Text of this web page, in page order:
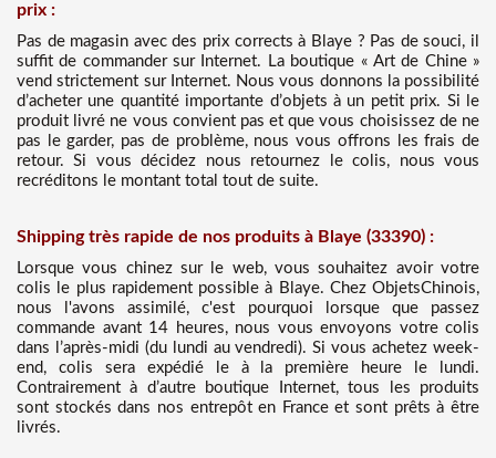
prix :
Pas de magasin avec des prix corrects à Blaye ? Pas de souci, il
suffit de commander sur Internet. La boutique « Art de Chine »
vend strictement sur Internet. Nous vous donnons la possibilité
d’acheter une quantité importante d’objets à un petit prix. Si le
produit livré ne vous convient pas et que vous choisissez de ne
pas le garder, pas de problème, nous vous offrons les frais de
retour. Si vous décidez nous retournez le colis, nous vous
recréditons le montant total tout de suite.
Shipping très rapide de nos produits à Blaye (33390) :
Lorsque vous chinez sur le web, vous souhaitez avoir votre
colis le plus rapidement possible à Blaye. Chez ObjetsChinois,
nous l'avons assimilé, c'est pourquoi lorsque que passez
commande avant 14 heures, nous vous envoyons votre colis
dans l’après-midi (du lundi au vendredi). Si vous achetez week-
end, colis sera expédié le à la première heure le lundi.
Contrairement à d’autre boutique Internet, tous les produits
sont stockés dans nos entrepôt en France et sont prêts à être
livrés.